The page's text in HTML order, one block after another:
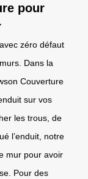
pour
zéro défaut
Dans la
Couverture
sur vos
les trous, de
l’enduit, notre
mur pour avoir
Pour des